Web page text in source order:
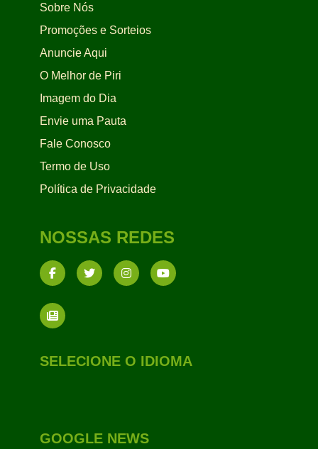
Sobre Nós
Promoções e Sorteios
Anuncie Aqui
O Melhor de Piri
Imagem do Dia
Envie uma Pauta
Fale Conosco
Termo de Uso
Política de Privacidade
NOSSAS REDES
SELECIONE O IDIOMA
GOOGLE NEWS